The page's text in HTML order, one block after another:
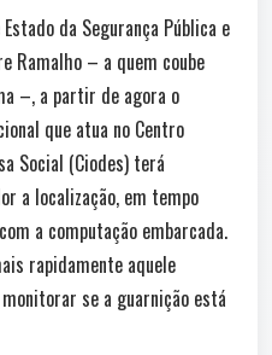
da Segurança Pública e
Ramalho – a quem coube
–, a partir de agora o
que atua no Centro
Social (Ciodes) terá
a localização, em tempo
a computação embarcada.
rapidamente aquele
se a guarnição está